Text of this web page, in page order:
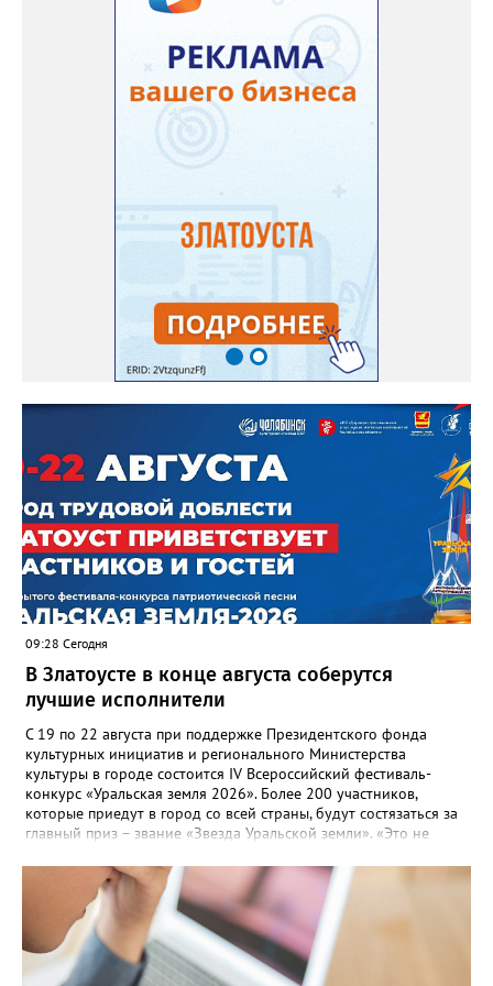
многоквартирного дома, отсутствовало взаимодействие с
ресурсоснабжающей организацией, ЕДДС и иными службами»,
— сообщила начальник Главного управления ГЖИ Ирина
Настенко. В следующий раз, рекомендовали в
Госжилинспекции, службы должны действовать слаженно. И
оперативно делиться информацией со всеми
заинтересованными – от поставщика тепла до конечных
09:28 Сегодня
В Златоусте в конце августа соберутся
лучшие исполнители
С 19 по 22 августа при поддержке Президентского фонда
культурных инициатив и регионального Министерства
культуры в городе состоится IV Всероссийский фестиваль-
конкурс «Уральская земля 2026». Более 200 участников,
которые приедут в город со всей страны, будут состязаться за
главный приз – звание «Звезда Уральской земли». «Это не
прослушивания участников, мастер-классы от ведущих
наставников, выступления победителей прошлых лет и
приглашённых артистов», - сообщает оргкомитет. Вход на все
фестивальные мероприятия будет свободным. В 2025 году в
фестивале участвовали 26 финалистов из городов
Челябинской, Свердловской, Курганской, Оренбургской